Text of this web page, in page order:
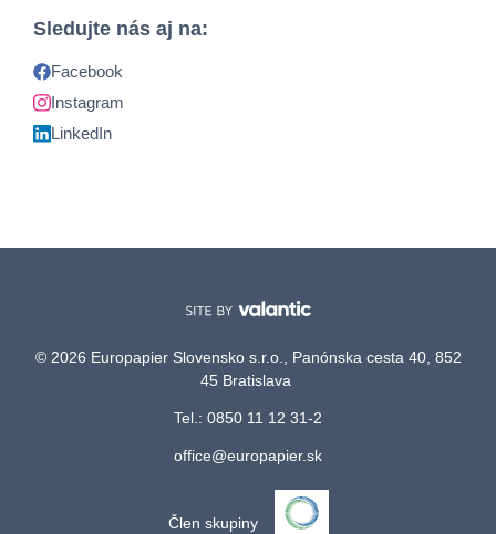
Sledujte nás aj na:
Facebook
Instagram
LinkedIn
© 2026 Europapier Slovensko s.r.o., Panónska cesta 40, 852
45 Bratislava
Tel.: 0850 11 12 31-2
office@europapier.sk
Člen skupiny